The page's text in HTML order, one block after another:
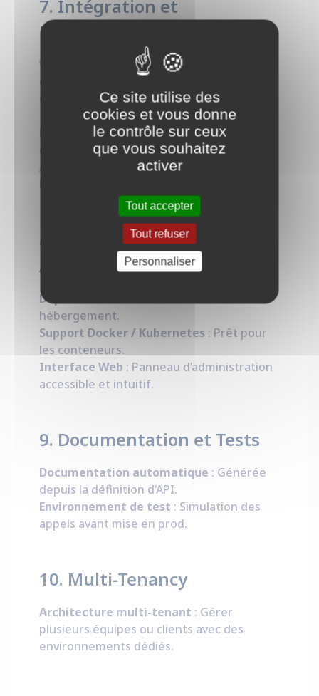
7. Intégration et
Extensibilité
Webhooks
: Notification d’événements
externes.
Compatibilité avec outils tiers:
Kubernetes, Prometheus, Consul, etc.
Plugins personnalisables: Extension des
capacités d’Otoroshi.
API d’administration: Gestion par API
8. Déploiement et
Administration
Déploiement flexible
hébergement.
Support Docker / Kubernetes : Prêt pour
les conteneurs.
Interface Web : Panneau d’administration
accessible et intuitif.
9. Documentation et Tests
Documentation automatique : Générée
depuis la définition d’API.
Environnement de test : Simulation des
appels avant mise en prod.
10. Multi-Tenancy
Architecture multi-tenant : Gérer
plusieurs équipes ou clients avec des
environnements dédiés.
Ce site utilise des
cookies et vous donne
le contrôle sur ceux
que vous souhaitez
activer
Tout accepter
Tout refuser
Personnaliser